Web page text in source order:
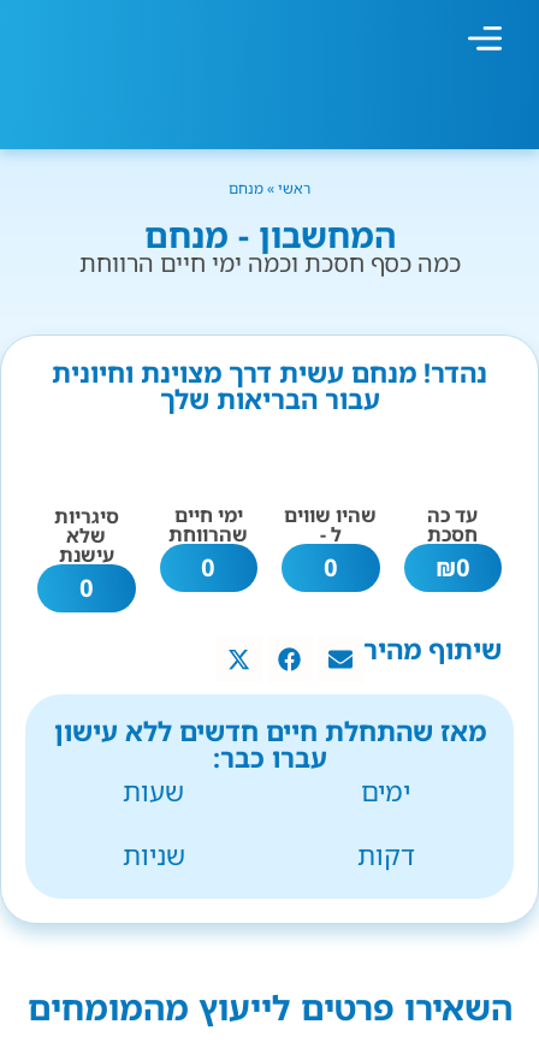
ראשי»מנחם
המחשבון - מנחם
כמה כסף חסכת וכמה ימי חיים הרווחת
נהדר! מנחם עשית דרך מצוינת וחיונית
עבור הבריאות שלך
עד כה
חסכת
0
₪
שהיו שווים
ל -
0
ימי חיים
שהרווחת
0
סיגריות
שלא
עישנת
0
שיתוף מהיר
מאז שהתחלת חיים חדשים ללא עישון
עברו כבר:
ימים
שעות
דקות
שניות
השאירו פרטים לייעוץ מהמומחים